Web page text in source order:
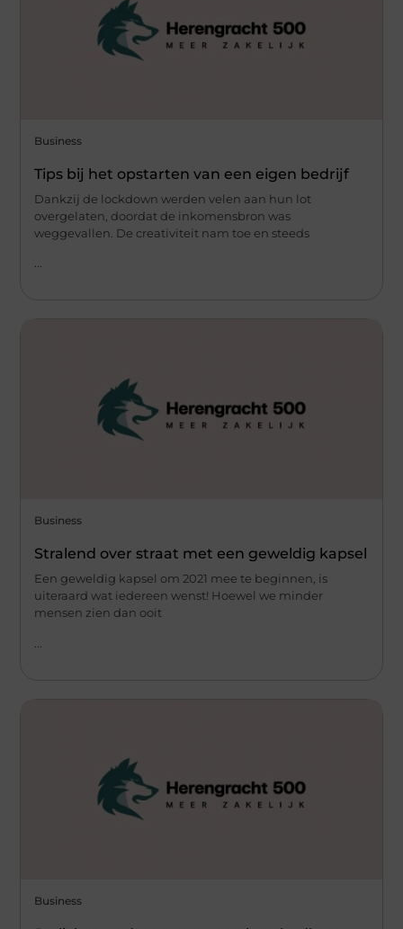
Business
Tips bij het opstarten van een eigen bedrijf
Dankzij de lockdown werden velen aan hun lot
overgelaten, doordat de inkomensbron was
weggevallen. De creativiteit nam toe en steeds
...
Business
Stralend over straat met een geweldig kapsel
Een geweldig kapsel om 2021 mee te beginnen, is
uiteraard wat iedereen wenst! Hoewel we minder
mensen zien dan ooit
Business